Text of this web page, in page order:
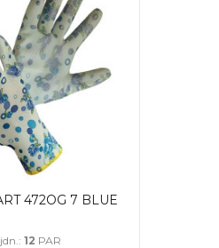
472OG 7 BLUE
12 PAR